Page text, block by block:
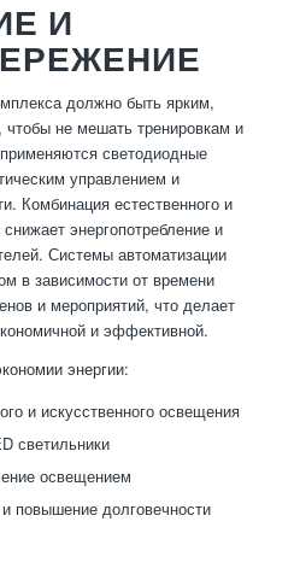
И
должно быть ярким,
не мешать тренировкам и
светодиодные
управлением и
Комбинация естественного и
энергопотребление и
Системы автоматизации
в зависимости от времени
и мероприятий, что делает
и эффективной.
энергии:
и искусственного освещения
светильники
освещением
повышение долговечности